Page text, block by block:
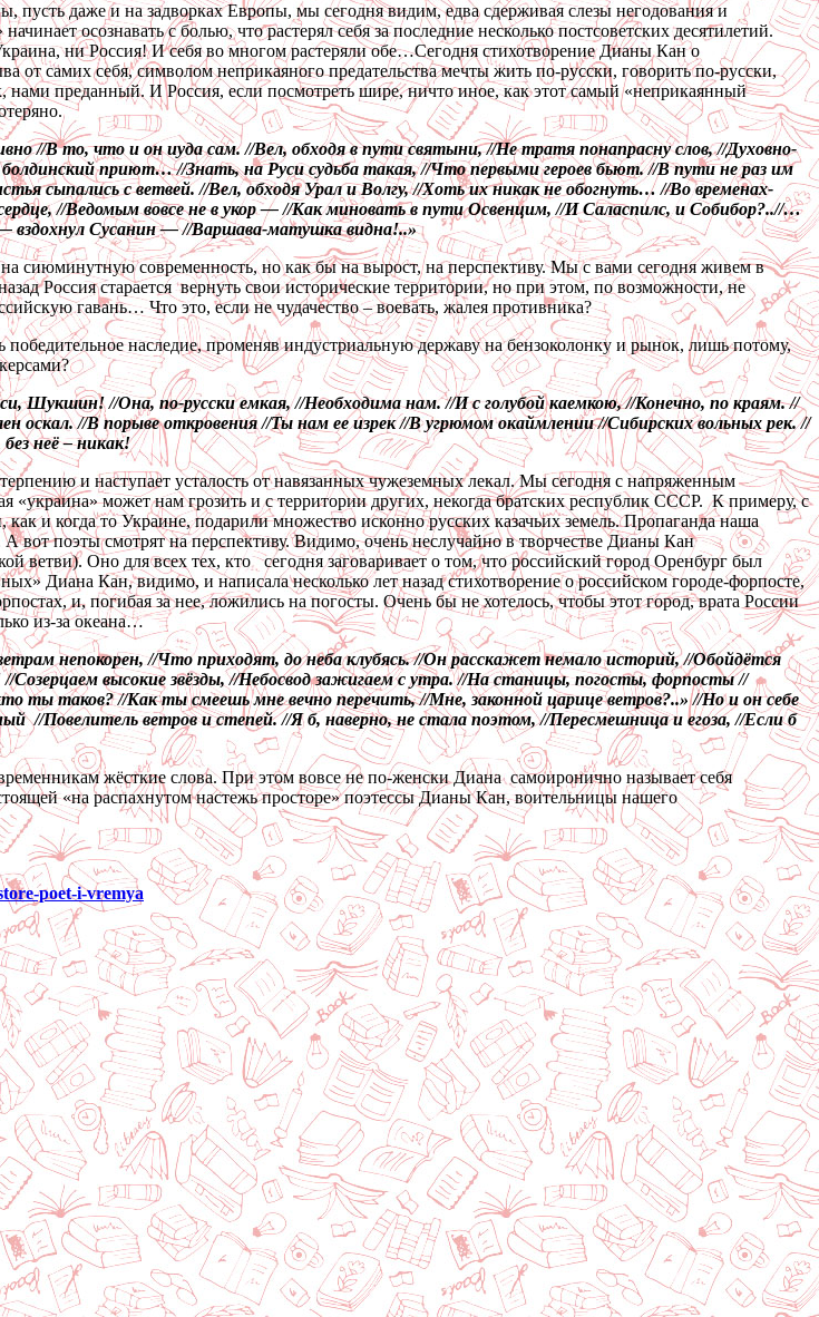
даже и на задворках Европы, мы сегодня видим, едва сдерживая слезы негодования и
осознавать с болью, что растерял себя за последние несколько постсоветских десятилетий.
ни Россия! И себя во многом растеряли обе…Сегодня стихотворение Дианы Кан о
от самих себя, символом неприкаяного предательства мечты жить по-русски, говорить по-русски,
преданный. И Россия, если посмотреть шире, ничто иное, как этот самый «неприкаянный
//В то, что и он иуда сам. //Вел, обходя в пути святыни, //Не тратя понапрасну слов, //Духовно-
приют… //Знать, на Руси судьба такая, //Что первыми героев бьют. //В пути не раз им
сыпались с ветвей. //Вел, обходя Урал и Волгу, //Хоть их никак не обогнуть… //Во временах-
//Ведомым вовсе не в укор — //Как миновать в пути Освенцим, //И Саласпилс, и Собибор?..//…
Сусанин — //Варшава-матушка видна!..»
современность, но как бы на вырост, на перспективу. Мы с вами сегодня живем в
Россия старается вернуть свои исторические территории, но при этом, по возможности, не
гавань… Что это, если не чудачество – воевать, жалея противника?
наследие, променяв индустриальную державу на бензоколонку и рынок, лишь потому,
Шукшин! //Она, по-русски емкая, //Необходима нам. //И с голубой каемкою, //Конечно, по краям. //
оскал. //В порыве откровения //Ты нам ее изрек //В угрюмом окаймлении //Сибирских вольных рек. //
неё – никак!
и наступает усталость от навязанных чужеземных лекал. Мы сегодня с напряженным
может нам грозить и с территории других, некогда братских республик СССР. К примеру, с
и когда то Украине, подарили множество исконно русских казачьих земель. Пропаганда наша
вот поэты смотрят на перспективу. Видимо, очень неслучайно в творчестве Дианы Кан
ветви). Оно для всех тех, кто сегодня заговаривает о том, что российский город Оренбург был
Диана Кан, видимо, и написала несколько лет назад стихотворение о российском городе-форпосте,
и, погибая за нее, ложились на погосты. Очень бы не хотелось, чтобы этот город, врата России
из-за океана…
непокорен, //Что приходят, до неба клубясь. //Он расскажет немало историй, //Обойдётся
высокие звёзды, //Небосвод зажигаем с утра. //На станицы, погосты, форпосты //
ты таков? //Как ты смеешь мне вечно перечить, //Мне, законной царице ветров?..» //Но и он себе
//Повелитель ветров и степей. //Я б, наверно, не стала поэтом, //Пересмешница и егоза, //Если б
жёсткие слова. При этом вовсе не по-женски Диана самоиронично называет себя
«на распахнутом настежь просторе» поэтессы Дианы Кан, воительницы нашего
poet-i-vremya